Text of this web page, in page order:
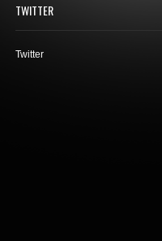
TWITTER
Twitter